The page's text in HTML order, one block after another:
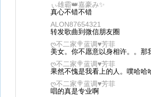
ぃ雄霸👑嘉豪み✨
真心不错不错
ALON87654321
转发歌曲到微信朋友圈
ღ不二家🍭蓝调♥芳菲
美女。你不愿意以身相许。。那
ღ不二家🍭蓝调♥芳菲
果然不愧是我看上的人。噗哈哈
ღ不二家🍭蓝调♥芳菲
唱的真是专业啊